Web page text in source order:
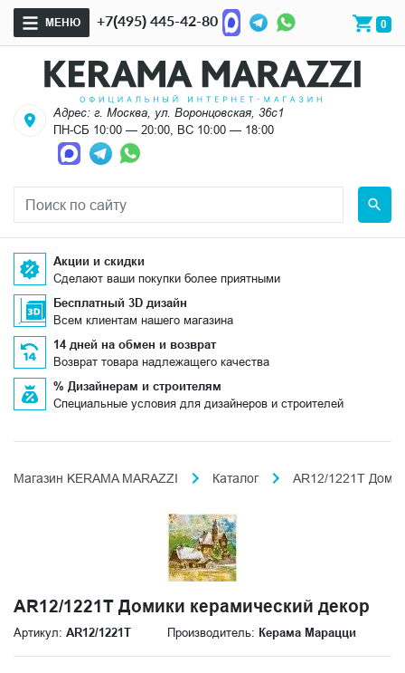
МЕНЮ +7(495) 445-42-80 0
Адрес: г. Москва, ул. Воронцовская, 36с1
ПН-СБ 10:00 — 20:00, ВС 10:00 — 18:00
Акции и скидки
Сделают ваши покупки более приятными
Бесплатный 3D дизайн
Всем клиентам нашего магазина
14 дней на обмен и возврат
Возврат товара надлежащего качества
% Дизайнерам и строителям
Специальные условия для дизайнеров и строителей
Магазин KERAMA MARAZZI Каталог AR12/1221T
AR12/1221T Домики керамический декор
Артикул: AR12/1221T Производитель: Керама Марацци